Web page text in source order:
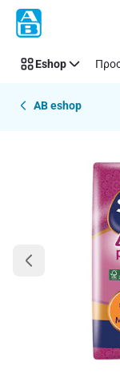
Παράλειψη
Eshop
AB eshop